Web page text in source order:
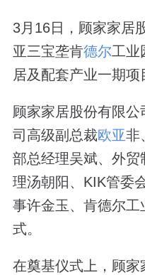
3月16日，顾家家居
亚三宝垄肯德尔工业
居及配套产业一期项
顾家家居股份有限
司高级副总裁欧亚非
部总经理吴斌、外
理汤朝阳、KIK管委
事许金玉、肯德尔工
式。
在奠基仪式上，顾